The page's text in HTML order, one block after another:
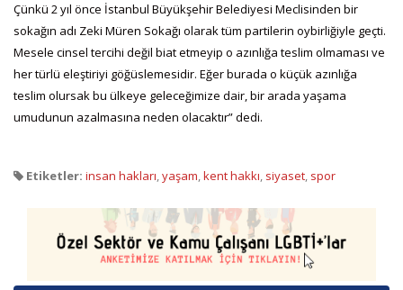
Çünkü 2 yıl önce İstanbul Büyükşehir Belediyesi Meclisinden bir
sokağın adı Zeki Müren Sokağı olarak tüm partilerin oybirliğiyle geçti.
Mesele cinsel tercihi değil biat etmeyip o azınlığa teslim olmaması ve
her türlü eleştiriyi göğüslemesidir. Eğer burada o küçük azınlığa
teslim olursak bu ülkeye geleceğimize dair, bir arada yaşama
umudunun azalmasına neden olacaktır” dedi.
Etiketler: insan hakları,yaşam,kent hakkı, siyaset, spor